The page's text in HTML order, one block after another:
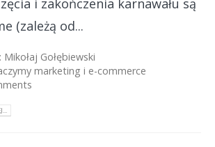
i zakończenia karnawału są
(zależą od...
Mikołaj Gołębiewski
marketing i e-commerce